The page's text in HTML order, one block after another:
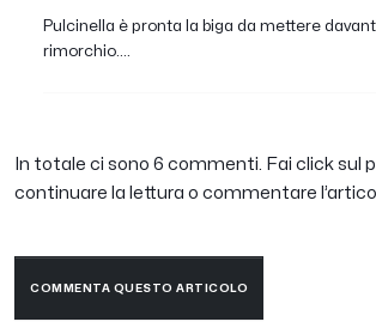
Pulcinella è pronta la biga da mettere
rimorchio….
In totale ci sono 6 commenti. Fai click sul
continuare la lettura o commentare
COMMENTA QUESTO ARTICOLO